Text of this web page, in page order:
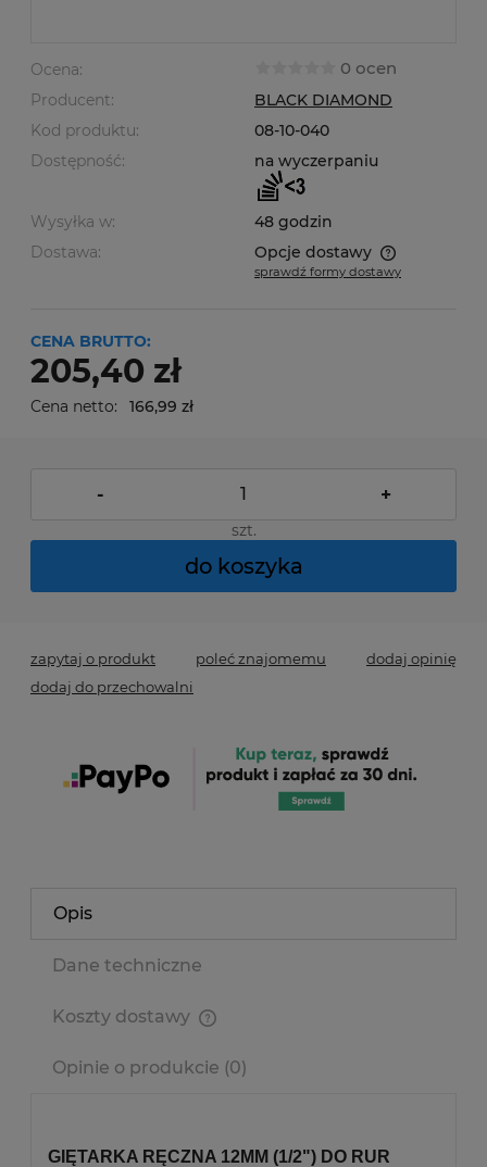
Ocena: 0 ocen
Producent:
BLACK DIAMOND
Kod produktu:
08-10-040
Dostępność:
na wyczerpaniu
Wysyłka w:
48 godzin
Dostawa:
Opcje dostawy
Cena nie zawiera ewentualnych kosztów płatności
sprawdź formy dostawy
CENA BRUTTO:
205,40 zł
Cena netto: 166,99 zł
- +
szt.
do koszyka
zapytaj o produkt poleć znajomemu
dodaj opinię
dodaj do przechowalni
Opis
Dane techniczne
Koszty dostawy
Opinie o produkcie (0)
GIĘTARKA RĘCZNA 12MM (1/2") DO RUR